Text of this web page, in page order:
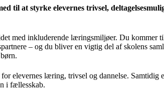
til at styrke elevernes trivsel,
med inkluderende læringsmiljøer. Du kommer
– og du bliver en vigtig del af skolens
elevernes læring, trivsel og dannelse. Samtidig
i fællesskab.